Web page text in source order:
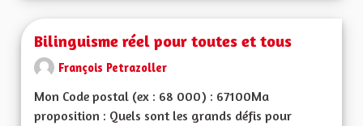
Bilinguisme réel pour toutes et tous
François Petrazoller
Mon Code postal (ex : 68 000) : 67100Ma
proposition : Quels sont les grands défis pour